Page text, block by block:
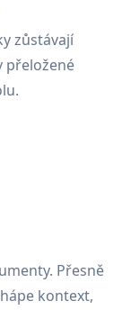
zůstávají
přeložené
Přesně
kontext,